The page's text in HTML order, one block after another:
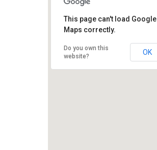
This page can't load Google
Maps correctly.
Do you own this
website?
OK